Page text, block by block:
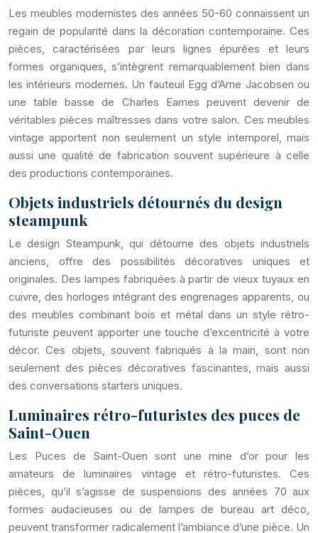
Les meubles modernistes des années 50-60 connaissent un
regain de popularité dans la décoration contemporaine. Ces
pièces, caractérisées par leurs lignes épurées et leurs
formes organiques, s’intègrent remarquablement bien dans
les intérieurs modernes. Un fauteuil Egg d’Arne Jacobsen ou
une table basse de Charles Eames peuvent devenir de
véritables pièces maîtresses dans votre salon. Ces meubles
vintage apportent non seulement un style intemporel, mais
aussi une qualité de fabrication souvent supérieure à celle
des productions contemporaines.
Objets industriels détournés du design
steampunk
Le design Steampunk, qui détourne des objets industriels
anciens, offre des possibilités décoratives uniques et
originales. Des lampes fabriquées à partir de vieux tuyaux en
cuivre, des horloges intégrant des engrenages apparents, ou
des meubles combinant bois et métal dans un style rétro-
futuriste peuvent apporter une touche d’excentricité à votre
décor. Ces objets, souvent fabriqués à la main, sont non
seulement des pièces décoratives fascinantes, mais aussi
des conversations starters uniques.
Luminaires rétro-futuristes des puces de
Saint-Ouen
Les Puces de Saint-Ouen sont une mine d’or pour les
amateurs de luminaires vintage et rétro-futuristes. Ces
pièces, qu’il s’agisse de suspensions des années 70 aux
formes audacieuses ou de lampes de bureau art déco,
peuvent transformer radicalement l’ambiance d’une pièce. Un